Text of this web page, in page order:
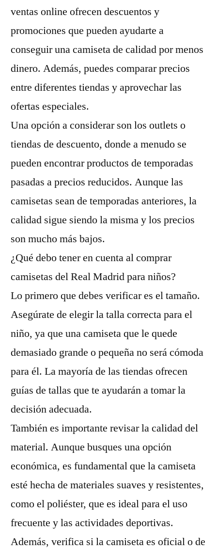
ventas online ofrecen descuentos y
promociones que pueden ayudarte a
conseguir una camiseta de calidad por menos
dinero. Además, puedes comparar precios
entre diferentes tiendas y aprovechar las
ofertas especiales.
Una opción a considerar son los outlets o
tiendas de descuento, donde a menudo se
pueden encontrar productos de temporadas
pasadas a precios reducidos. Aunque las
camisetas sean de temporadas anteriores, la
calidad sigue siendo la misma y los precios
son mucho más bajos.
¿Qué debo tener en cuenta al comprar
camisetas del Real Madrid para niños?
Lo primero que debes verificar es el tamaño.
Asegúrate de elegir la talla correcta para el
niño, ya que una camiseta que le quede
demasiado grande o pequeña no será cómoda
para él. La mayoría de las tiendas ofrecen
guías de tallas que te ayudarán a tomar la
decisión adecuada.
También es importante revisar la calidad del
material. Aunque busques una opción
económica, es fundamental que la camiseta
esté hecha de materiales suaves y resistentes,
como el poliéster, que es ideal para el uso
frecuente y las actividades deportivas.
Además, verifica si la camiseta es oficial o de